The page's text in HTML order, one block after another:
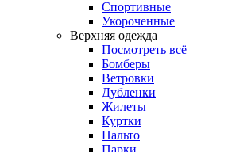
Спортивные
Укороченные
Верхняя одежда
Посмотреть всё
Бомберы
Ветровки
Дубленки
Жилеты
Куртки
Пальто
Парки